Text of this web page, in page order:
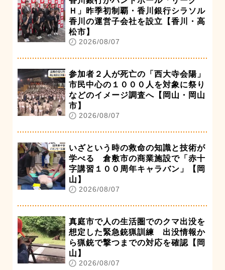
Ｈ」昨季初制覇・香川銀行シラソル
香川の運営子会社を設立【香川・高
松市】
2026/08/07
参加者２人が死亡の「西大寺会陽」
市民中心の１０００人を対象に祭り
などのイメージ調査へ【岡山・岡山
市】
2026/08/07
いざという時の救命の知識と技術が
学べる 倉敷市の商業施設で「赤十
字講習１００周年キャラバン」【岡
山】
2026/08/07
真庭市で人の生活圏でのクマ出没を
想定した緊急銃猟訓練 出没情報か
ら猟銃で撃つまでの対応を確認【岡
山】
2026/08/07